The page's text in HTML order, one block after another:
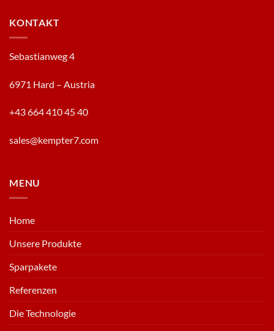
KONTAKT
Sebastianweg 4
6971 Hard – Austria
+43 664 410 45 40
sales@kempter7.com
MENU
Home
Unsere Produkte
Sparpakete
Referenzen
Die Technologie